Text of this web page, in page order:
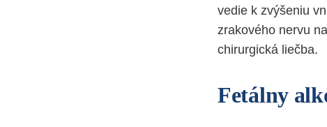
vedie k zvýšeniu
zrakového nervu
chirurgická liečba.
Fetálny